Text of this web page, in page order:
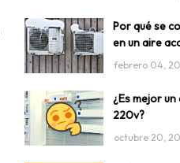
Por qué se
en un aire
febrero 04,
¿Es mejor
220v?
octubre 20,